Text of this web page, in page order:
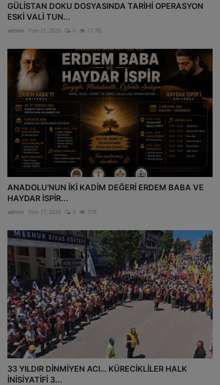
GÜLİSTAN DOKU DOSYASINDA TARİHİ OPERASYON
ESKİ VALİ TUN...
admin Tem 21, 2026 0 11.7B
ANADOLU’NUN İKİ KADİM DEĞERİ ERDEM BABA VE
HAYDAR İSPİR...
admin Tem 17, 2026 0 37B
33 YILDIR DİNMİYEN ACI… KÜRECİKLİLER HALK
İNİSİYATİFİ 3...